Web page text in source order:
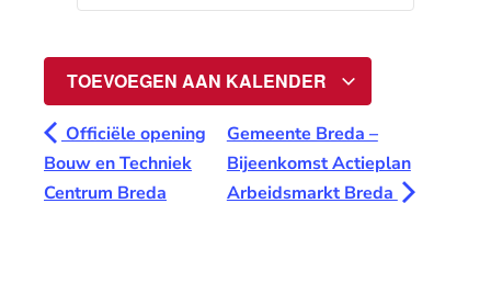
TOEVOEGEN AAN KALENDER
Officiële opening
Bouw en Techniek
Centrum Breda
Gemeente Breda –
Bijeenkomst Actieplan
Arbeidsmarkt Breda